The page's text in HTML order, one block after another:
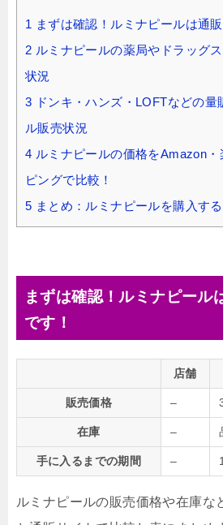
1 まずは確認！ルミナピールは通
2 ルミナピールの薬局やドラッグ
状況
3 ドンキ・ハンズ・LOFTなどの量
ル販売状況
4 ルミナピールの価格をAmazon・
ピングで比較！
5 まとめ：ルミナピールを購入す
まずは確認！ルミナピール
です！
店舗
販売価格 –
在庫 –
手に入るまでの期間 –
ルミナピールの販売価格や在庫な